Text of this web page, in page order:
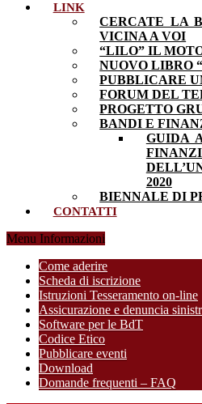
LINK
CERCATE LA
VICINA A VOI
“LILO” IL
NUOVO LIBRO
PUBBLICARE
FORUM DEL
PROGETTO
BANDI E
GUIDA
2020
BIENNALE DI
CONTATTI
Menu Informazioni
Come aderire
Scheda di iscrizione
Istruzioni Tesseramento on-line
Assicurazione e denuncia
Software per le BdT
Codice Etico
Pubblicare eventi
Download
Domande frequenti – FAQ